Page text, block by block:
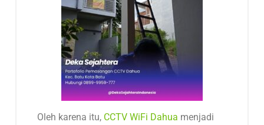
Oleh karena itu, CCTV WiFi Dahua menjadi